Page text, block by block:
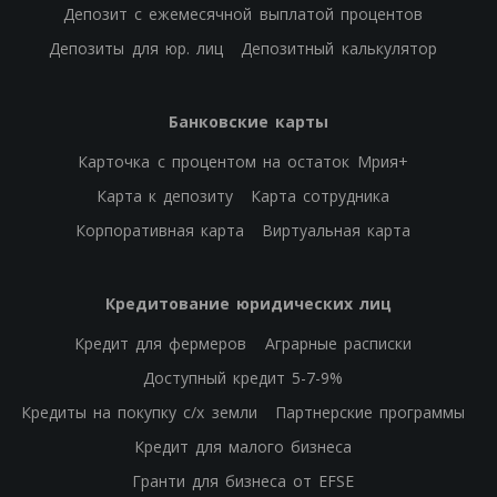
Депозит с ежемесячной выплатой процентов
Депозиты для юр. лиц
Депозитный калькулятор
Банковские карты
Карточка с процентом на остаток Мрия+
Карта к депозиту
Карта сотрудника
Корпоративная карта
Виртуальная карта
Кредитование юридических лиц
Кредит для фермеров
Аграрные расписки
Доступный кредит 5-7-9%
Кредиты на покупку с/х земли
Партнерские программы
Кредит для малого бизнеса
Гранти для бизнеса от EFSE